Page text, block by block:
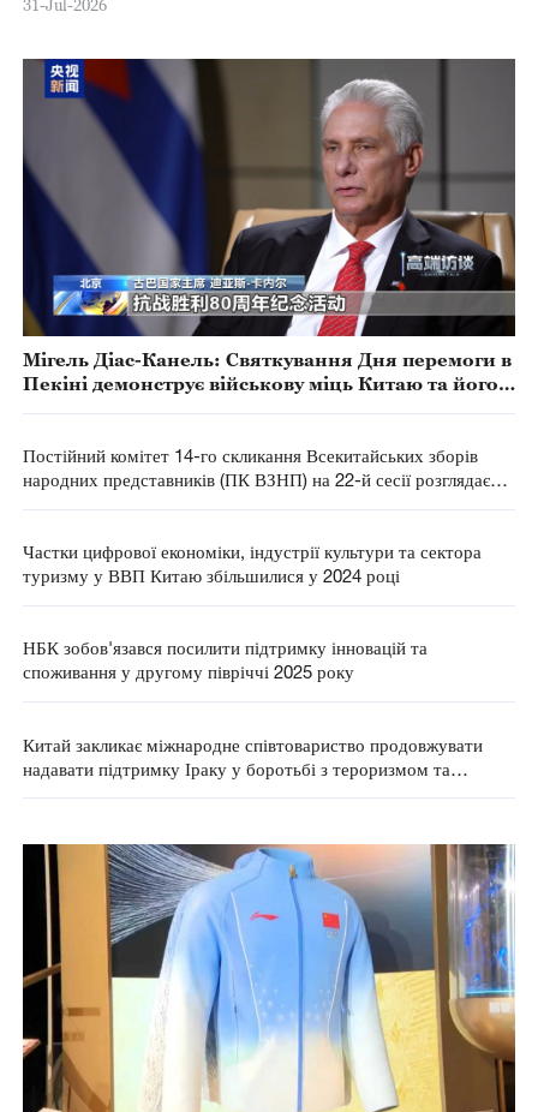
31-Jul-2026
Мігель Діас-Канель: Святкування Дня перемоги в
Пекіні демонструє військову міць Китаю та його
Постійний комітет 14-го скликання Всекитайських зборів
народних представників (ПК ВЗНП) на 22-й сесії розглядає
Частки цифрової економіки, індустрії культури та сектора
туризму у ВВП Китаю збільшилися у 2024 році
НБК зобов'язався посилити підтримку інновацій та
споживання у другому півріччі 2025 року
Китай закликає міжнародне співтовариство продовжувати
надавати підтримку Іраку у боротьбі з тероризмом та